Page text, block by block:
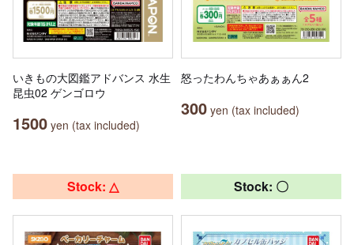
いきもの大図鑑アドバンス 水生
昆虫02 ゲンゴロウ
1500 yen (tax included)
怒ったわんちゃあぁぁん2
300 yen (tax included)
Stock: △ Stock: 〇